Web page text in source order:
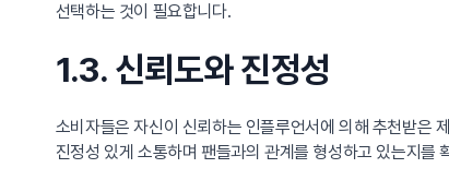
선택하는 것이 필요합니다.
1.3. 신뢰도와 진정성
소비자들은 자신이 신뢰하는 인플루언서에 의해 추천받은
진정성 있게 소통하며 팬들과의 관계를 형성하고 있는지를